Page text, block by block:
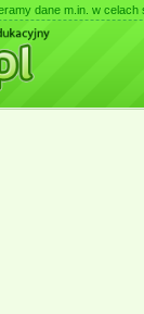
dane m.in. w